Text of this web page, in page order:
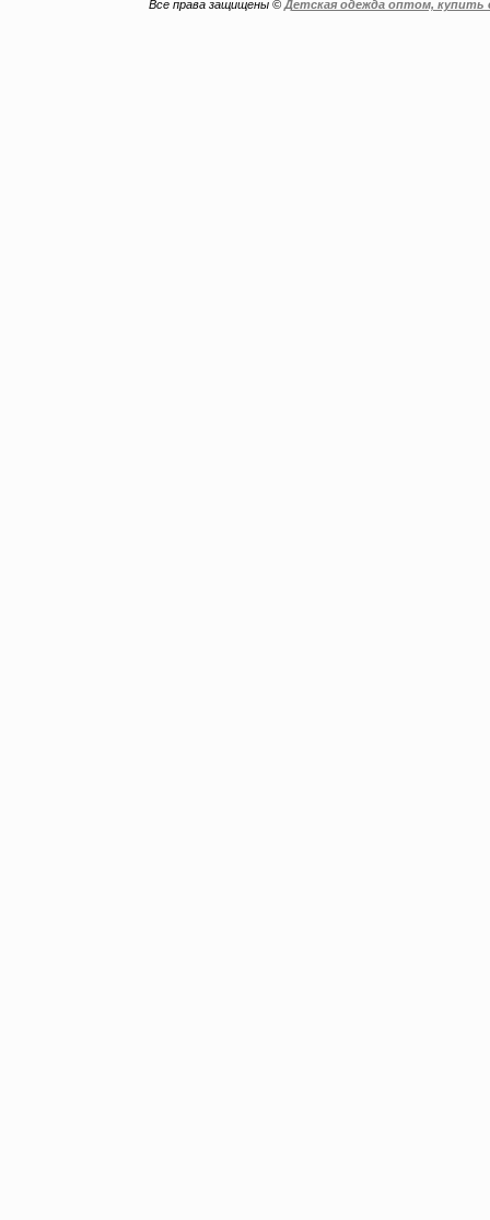
Все права защищены © Детская одежда оптом,